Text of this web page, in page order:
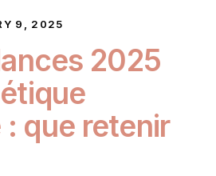
9, 2025
2025
que retenir